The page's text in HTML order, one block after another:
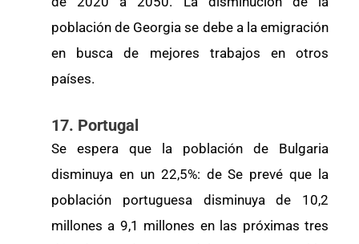
población de Georgia se debe a la emigración
en busca de mejores trabajos en otros
países.
17. Portugal
Se espera que la población de Bulgaria
disminuya en un 22,5%: de Se prevé que la
población portuguesa disminuya de 10,2
millones a 9,1 millones en las próximas tres